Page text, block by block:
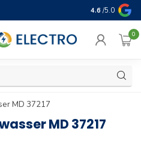
Geld terug
4.6 /5.0
0
MD 37217
MD 37217